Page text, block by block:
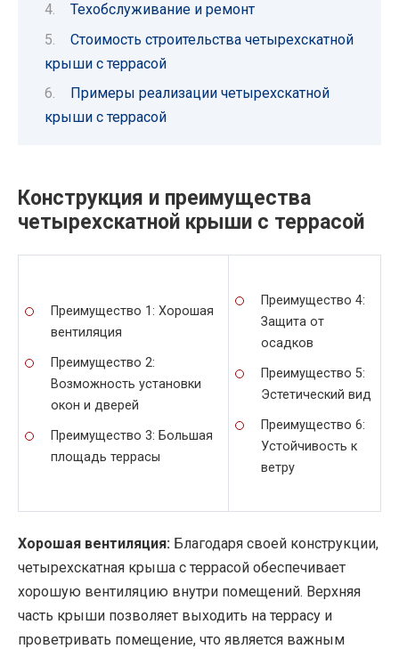
Техобслуживание и ремонт
Стоимость строительства четырехскатной
крыши с террасой
Примеры реализации четырехскатной
крыши с террасой
Конструкция и преимущества
четырехскатной крыши с террасой
Преимущество 1: Хорошая
вентиляция
Преимущество 2:
Возможность установки
окон и дверей
Преимущество 3: Большая
площадь террасы
Преимущество 4:
Защита от
осадков
Преимущество 5:
Эстетический вид
Преимущество 6:
Устойчивость к
ветру
Хорошая вентиляция: Благодаря своей конструкции,
четырехскатная крыша с террасой обеспечивает
хорошую вентиляцию внутри помещений. Верхняя
часть крыши позволяет выходить на террасу и
проветривать помещение, что является важным